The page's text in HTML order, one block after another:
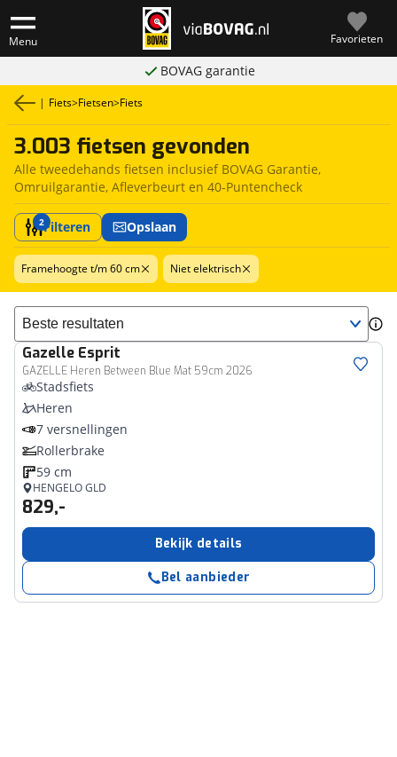
Menu Favorieten
BOVAG garantie
| Fiets>Fietsen>Fiets
3.003 fietsen gevonden
Alle tweedehands fietsen inclusief BOVAG Garantie,
Omruilgarantie, Afleverbeurt en 40-Puntencheck
2Filteren Opslaan
Framehoogte t/m 60 cm Niet elektrisch
Sorteer resultaten
Gazelle Esprit
GAZELLE Heren Between Blue Mat 59cm 2026
Stadsfiets
Heren
7 versnellingen
Rollerbrake
59 cm
HENGELO GLD
829,-
Bekijk details
Bel aanbieder